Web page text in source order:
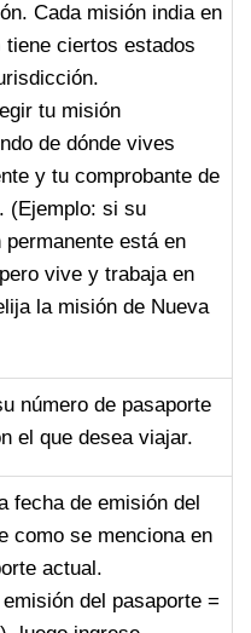
Cada misión india en
tiene ciertos estados
tu misión
de dónde vives
y tu comprobante de
(Ejemplo: si su
permanente está en
vive y trabaja en
la misión de Nueva
número de pasaporte
el que desea viajar.
fecha de emisión del
como se menciona en
actual.
emisión del pasaporte =